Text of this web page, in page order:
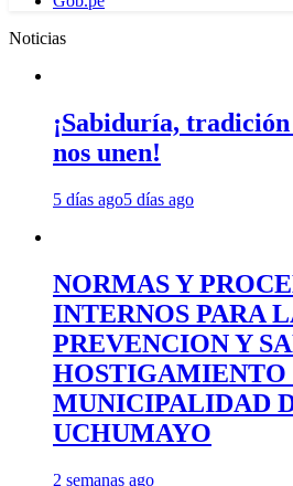
Noticias
¡Sabiduría,
nos unen!
5 días ago5 días ago
NORMAS Y
INTERNOS PARA
PREVENCION Y
HOSTIGAMIENTO
MUNICIPALIDAD
UCHUMAYO
2 semanas ago